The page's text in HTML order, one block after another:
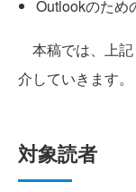
Outlookのため
本稿では、上記
介していきます。
対象読者